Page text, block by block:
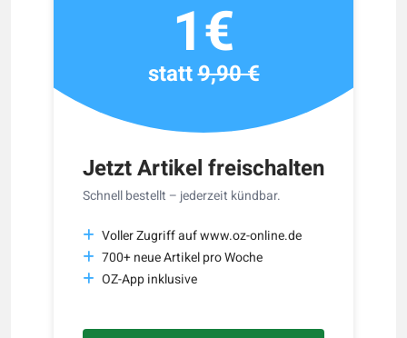
Jetzt Artikel freischalten
Schnell bestellt – jederzeit kündbar.
Voller Zugriff auf www.oz-online.de
700+ neue Artikel pro Woche
OZ-App inklusive
1€
statt9,90 €